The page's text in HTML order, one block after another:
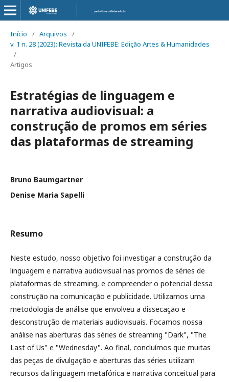
Início / Arquivos
/
v. 1 n. 28 (2023): Revista da UNIFEBE: Edição Artes & Humanidades
/
Artigos
Estratégias de linguagem e
narrativa audiovisual: a
construção de promos em séries
das plataformas de streaming
Bruno Baumgartner
Denise Maria Sapelli
Resumo
Neste estudo, nosso objetivo foi investigar a construção da
linguagem e narrativa audiovisual nas promos de séries de
plataformas de streaming, e compreender o potencial dessa
construção na comunicação e publicidade. Utilizamos uma
metodologia de análise que envolveu a dissecação e
desconstrução de materiais audiovisuais. Focamos nossa
análise nas aberturas das séries de streaming "Dark", "The
Last of Us" e "Wednesday". Ao final, concluímos que muitas
das peças de divulgação e aberturas das séries utilizam
recursos da linguagem metafórica e narrativa conceitual para